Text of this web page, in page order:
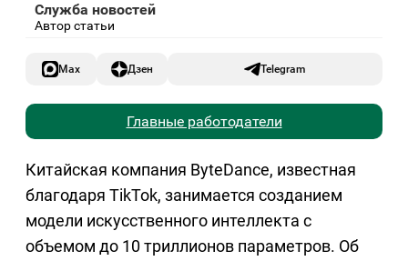
Служба новостей
Автор статьи
Max Дзен Telegram
Главные работодатели
Китайская компания ByteDance, известная
благодаря TikTok, занимается созданием
модели искусственного интеллекта с
объемом до 10 триллионов параметров. Об